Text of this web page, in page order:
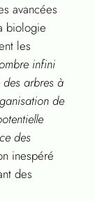
avancées
biologie
les
infini
des arbres à
de
des
inespéré
des